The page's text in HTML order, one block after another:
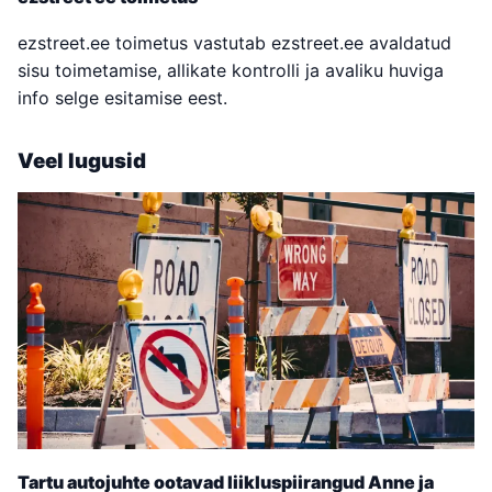
ezstreet.ee toimetus vastutab ezstreet.ee avaldatud
sisu toimetamise, allikate kontrolli ja avaliku huviga
info selge esitamise eest.
Veel lugusid
Tartu autojuhte ootavad liikluspiirangud Anne ja